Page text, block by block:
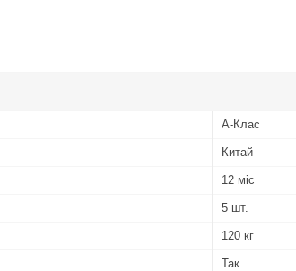
А-Клас
Китай
12 міс
5 шт.
120 кг
Так